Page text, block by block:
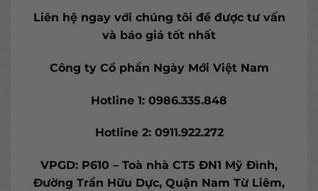
Liên hệ ngay với chúng tôi để được tư vấn
và báo giá tốt nhất
Công ty Cổ phần Ngày Mới Việt Nam
Hotline 1: 0986.335.848
Hotline 2: 0911.922.272
VPGD: P610 – Toà nhà CT5 ĐN1 Mỹ Đình,
Đường Trần Hữu Dực, Quận Nam Từ Liêm,